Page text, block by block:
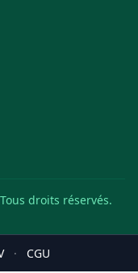
droits réservés.
· CGU